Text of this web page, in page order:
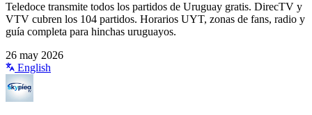
Teledoce transmite todos los partidos de Uruguay gratis. DirecTV y
VTV cubren los 104 partidos. Horarios UYT, zonas de fans, radio y
guía completa para hinchas uruguayos.
26 may 2026
English